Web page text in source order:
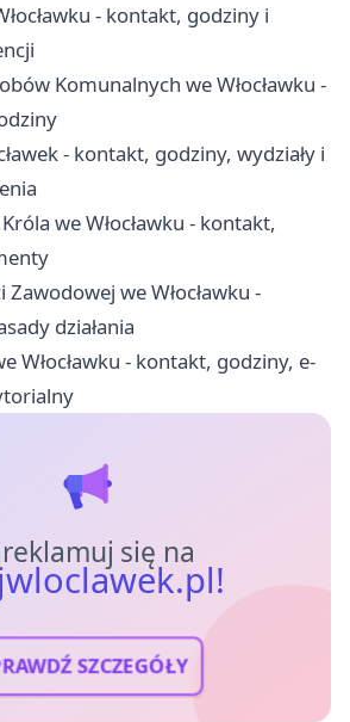
- kontakt, godziny i
Komunalnych we Włocławku -
- kontakt, godziny, wydziały i
we Włocławku - kontakt,
Zawodowej we Włocławku -
działania
Włocławku - kontakt, godziny, e-
się na
SZCZEGÓŁY